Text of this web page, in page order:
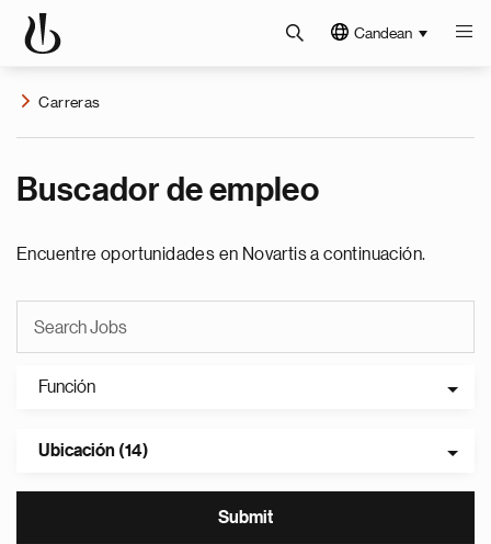
Candean
Carreras
Buscador de empleo
Encuentre oportunidades en Novartis a continuación.
Función
Ubicación (14)